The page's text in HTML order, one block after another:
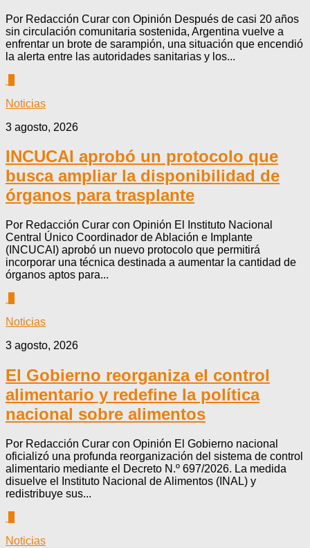
Por Redacción Curar con Opinión Después de casi 20 años
sin circulación comunitaria sostenida, Argentina vuelve a
enfrentar un brote de sarampión, una situación que encendió
la alerta entre las autoridades sanitarias y los...
Noticias
3 agosto, 2026
INCUCAI aprobó un protocolo que
busca ampliar la disponibilidad de
órganos para trasplante
Por Redacción Curar con Opinión El Instituto Nacional
Central Único Coordinador de Ablación e Implante
(INCUCAI) aprobó un nuevo protocolo que permitirá
incorporar una técnica destinada a aumentar la cantidad de
órganos aptos para...
Noticias
3 agosto, 2026
El Gobierno reorganiza el control
alimentario y redefine la política
nacional sobre alimentos
Por Redacción Curar con Opinión El Gobierno nacional
oficializó una profunda reorganización del sistema de control
alimentario mediante el Decreto N.º 697/2026. La medida
disuelve el Instituto Nacional de Alimentos (INAL) y
redistribuye sus...
Noticias